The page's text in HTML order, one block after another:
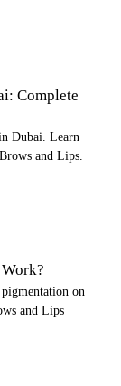
Complete
Dubai. Learn
and Lips.
on
and Lips